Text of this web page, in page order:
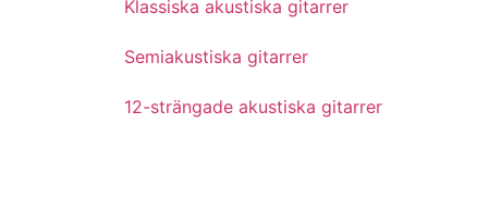
Klassiska akustiska gitarrer
Semiakustiska gitarrer
12-strängade akustiska gitarrer